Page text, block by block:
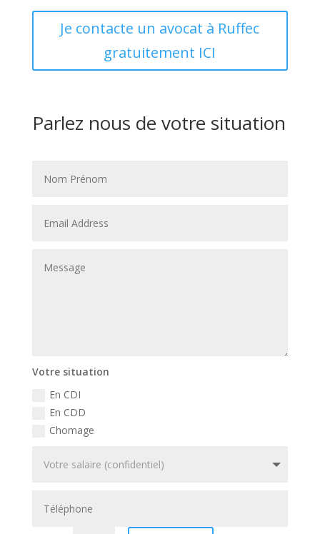
Je contacte un avocat à Ruffec
gratuitement ICI
Parlez nous de votre situation
Votre situation
En CDI
En CDD
Chomage